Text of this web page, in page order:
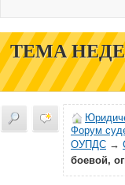
ТЕМА
Форум
ОУПДС →
боевой,